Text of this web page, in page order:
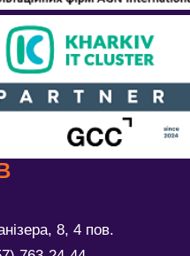
8, 4 пов.